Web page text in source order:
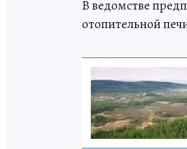
В ведомстве
отопительной